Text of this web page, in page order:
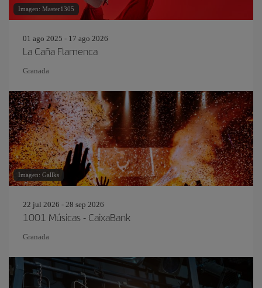
Imagen: Master1305
01 ago 2025 - 17 ago 2026
La Caña Flamenca
Granada
Imagen: Gallks
22 jul 2026 - 28 sep 2026
1001 Músicas - CaixaBank
Granada